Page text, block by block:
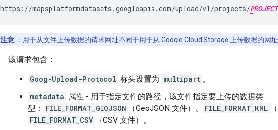
https://mapsplatformdatasets.googleapis.com/upload/v1/projects/
注意 ：用于从文件上传数据的请求网址不同于用于从 Google Cloud Storage 上传数据的网址
该请求包含：
Goog-Upload-Protocol 标头设置为 multipart 。
metadata 属性 - 用于指定文件的路径，该文件指定要上传的数据类
型：
FILE_FORMAT_GEOJSON （GeoJSON 文件）、 FILE_FORMAT_KML
FILE_FORMAT_CSV
（CSV 文件）。